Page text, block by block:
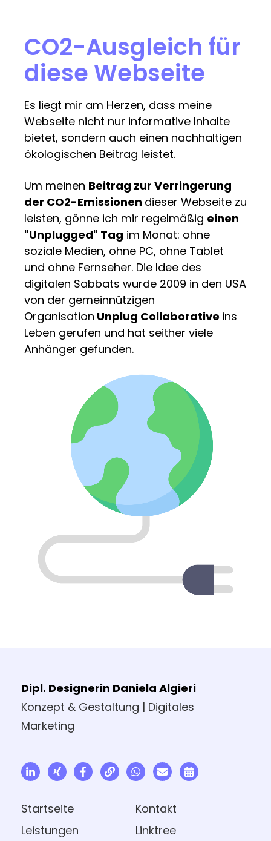
CO2-Ausgleich für
diese Webseite
Es liegt mir am Herzen, dass meine
Webseite nicht nur informative Inhalte
bietet, sondern auch einen nachhaltigen
ökologischen Beitrag leistet.
Um meinen Beitrag zur Verringerung
der CO2-Emissionen dieser Webseite zu
leisten, gönne ich mir regelmäßig einen
"Unplugged" Tag im Monat: ohne
soziale Medien, ohne PC, ohne Tablet
und ohne Fernseher. Die Idee des
digitalen Sabbats wurde 2009 in den USA
von der gemeinnützigen
Organisation Unplug Collaborative ins
Leben gerufen und hat seither viele
Anhänger gefunden.
Dipl. Designerin Daniela Algieri
Konzept & Gestaltung | Digitales
Marketing
Startseite
Leistungen
Kontakt
Linktree